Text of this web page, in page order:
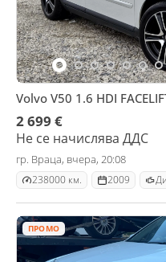
Volvo V50 1.6 HDI
2 699 €
Не се начислява ДДС
гр. Враца, вчера, 20:08
238000 км. 2009
ПРОМО